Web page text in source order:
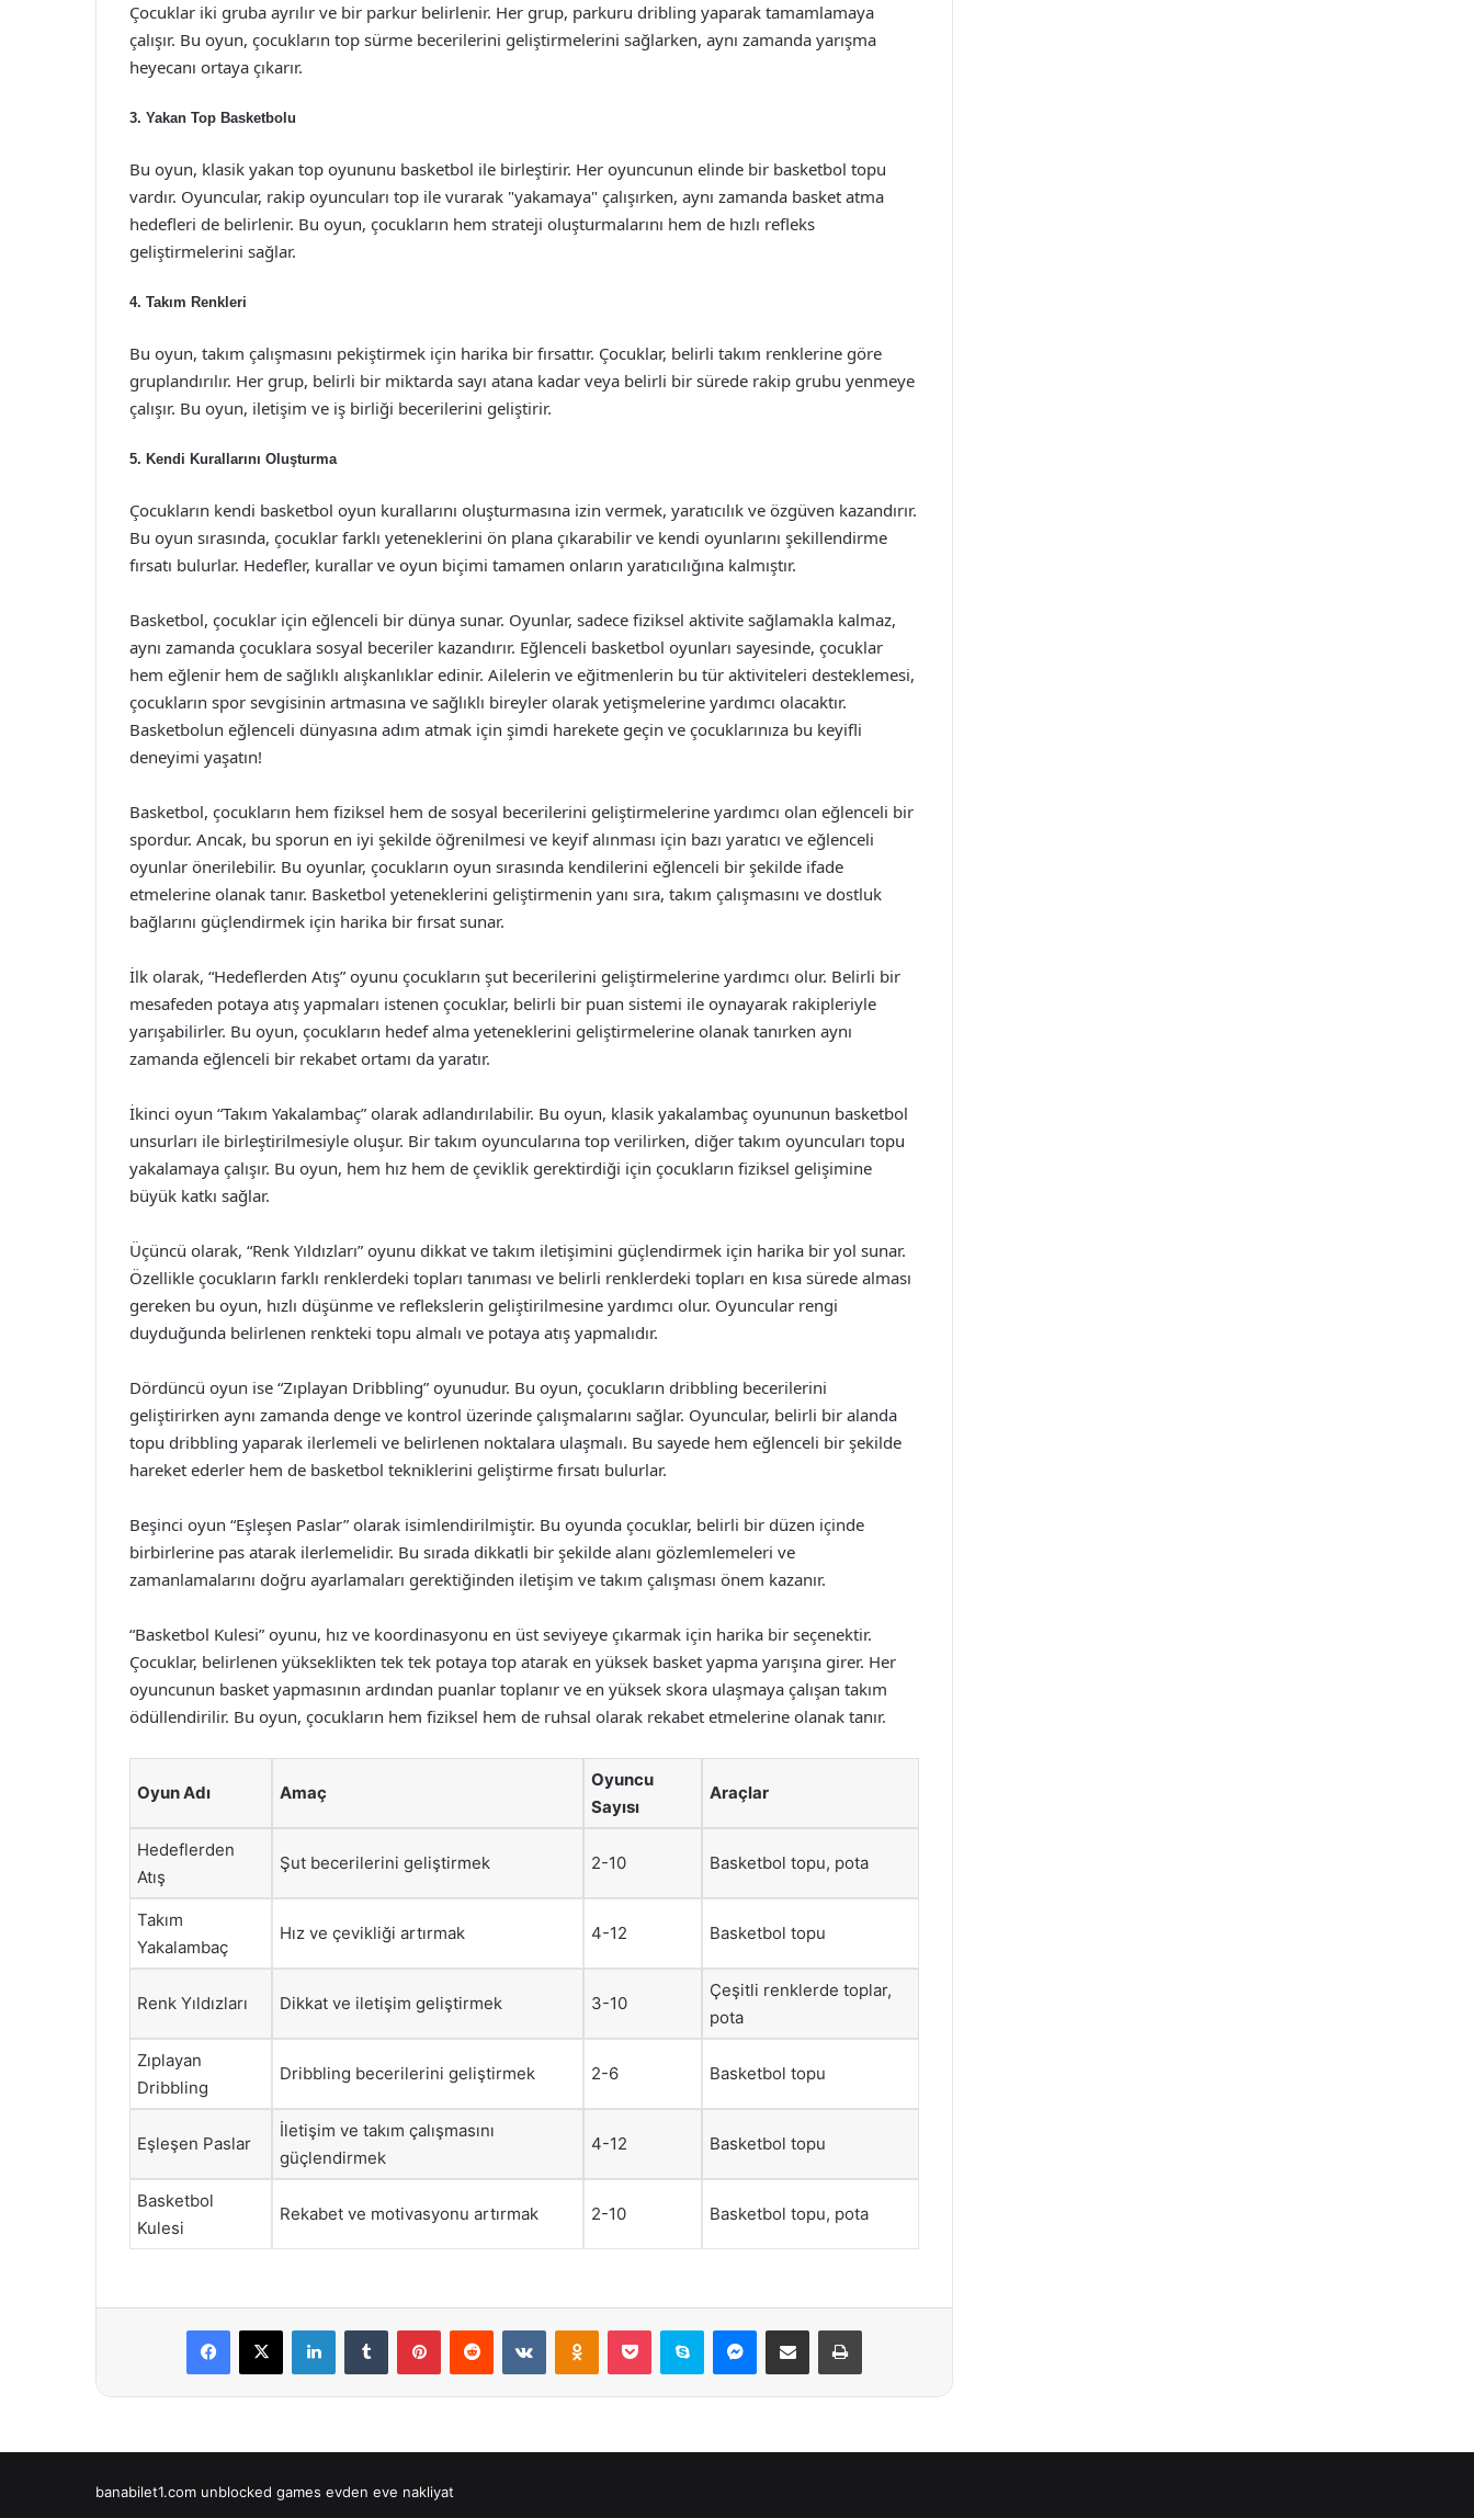
Çocuklar iki gruba ayrılır ve bir parkur belirlenir. Her grup, parkuru dribling yaparak tamamlamaya
çalışır. Bu oyun, çocukların top sürme becerilerini geliştirmelerini sağlarken, aynı zamanda yarışma
heyecanı ortaya çıkarır.
3. Yakan Top Basketbolu
Bu oyun, klasik yakan top oyununu basketbol ile birleştirir. Her oyuncunun elinde bir basketbol topu
vardır. Oyuncular, rakip oyuncuları top ile vurarak "yakamaya" çalışırken, aynı zamanda basket atma
hedefleri de belirlenir. Bu oyun, çocukların hem strateji oluşturmalarını hem de hızlı refleks
geliştirmelerini sağlar.
4. Takım Renkleri
Bu oyun, takım çalışmasını pekiştirmek için harika bir fırsattır. Çocuklar, belirli takım renklerine göre
gruplandırılır. Her grup, belirli bir miktarda sayı atana kadar veya belirli bir sürede rakip grubu yenmeye
çalışır. Bu oyun, iletişim ve iş birliği becerilerini geliştirir.
5. Kendi Kurallarını Oluşturma
Çocukların kendi basketbol oyun kurallarını oluşturmasına izin vermek, yaratıcılık ve özgüven kazandırır.
Bu oyun sırasında, çocuklar farklı yeteneklerini ön plana çıkarabilir ve kendi oyunlarını şekillendirme
fırsatı bulurlar. Hedefler, kurallar ve oyun biçimi tamamen onların yaratıcılığına kalmıştır.
Basketbol, çocuklar için eğlenceli bir dünya sunar. Oyunlar, sadece fiziksel aktivite sağlamakla kalmaz,
aynı zamanda çocuklara sosyal beceriler kazandırır. Eğlenceli basketbol oyunları sayesinde, çocuklar
hem eğlenir hem de sağlıklı alışkanlıklar edinir. Ailelerin ve eğitmenlerin bu tür aktiviteleri desteklemesi,
çocukların spor sevgisinin artmasına ve sağlıklı bireyler olarak yetişmelerine yardımcı olacaktır.
Basketbolun eğlenceli dünyasına adım atmak için şimdi harekete geçin ve çocuklarınıza bu keyifli
deneyimi yaşatın!
Basketbol, çocukların hem fiziksel hem de sosyal becerilerini geliştirmelerine yardımcı olan eğlenceli bir
spordur. Ancak, bu sporun en iyi şekilde öğrenilmesi ve keyif alınması için bazı yaratıcı ve eğlenceli
oyunlar önerilebilir. Bu oyunlar, çocukların oyun sırasında kendilerini eğlenceli bir şekilde ifade
etmelerine olanak tanır. Basketbol yeteneklerini geliştirmenin yanı sıra, takım çalışmasını ve dostluk
bağlarını güçlendirmek için harika bir fırsat sunar.
İlk olarak, “Hedeflerden Atış” oyunu çocukların şut becerilerini geliştirmelerine yardımcı olur. Belirli bir
mesafeden potaya atış yapmaları istenen çocuklar, belirli bir puan sistemi ile oynayarak rakipleriyle
yarışabilirler. Bu oyun, çocukların hedef alma yeteneklerini geliştirmelerine olanak tanırken aynı
zamanda eğlenceli bir rekabet ortamı da yaratır.
İkinci oyun “Takım Yakalambaç” olarak adlandırılabilir. Bu oyun, klasik yakalambaç oyununun basketbol
unsurları ile birleştirilmesiyle oluşur. Bir takım oyuncularına top verilirken, diğer takım oyuncuları topu
yakalamaya çalışır. Bu oyun, hem hız hem de çeviklik gerektirdiği için çocukların fiziksel gelişimine
büyük katkı sağlar.
Üçüncü olarak, “Renk Yıldızları” oyunu dikkat ve takım iletişimini güçlendirmek için harika bir yol sunar.
Özellikle çocukların farklı renklerdeki topları tanıması ve belirli renklerdeki topları en kısa sürede alması
gereken bu oyun, hızlı düşünme ve reflekslerin geliştirilmesine yardımcı olur. Oyuncular rengi
duyduğunda belirlenen renkteki topu almalı ve potaya atış yapmalıdır.
Dördüncü oyun ise “Zıplayan Dribbling” oyunudur. Bu oyun, çocukların dribbling becerilerini
geliştirirken aynı zamanda denge ve kontrol üzerinde çalışmalarını sağlar. Oyuncular, belirli bir alanda
topu dribbling yaparak ilerlemeli ve belirlenen noktalara ulaşmalı. Bu sayede hem eğlenceli bir şekilde
hareket ederler hem de basketbol tekniklerini geliştirme fırsatı bulurlar.
Beşinci oyun “Eşleşen Paslar” olarak isimlendirilmiştir. Bu oyunda çocuklar, belirli bir düzen içinde
birbirlerine pas atarak ilerlemelidir. Bu sırada dikkatli bir şekilde alanı gözlemlemeleri ve
zamanlamalarını doğru ayarlamaları gerektiğinden iletişim ve takım çalışması önem kazanır.
“Basketbol Kulesi” oyunu, hız ve koordinasyonu en üst seviyeye çıkarmak için harika bir seçenektir.
Çocuklar, belirlenen yükseklikten tek tek potaya top atarak en yüksek basket yapma yarışına girer. Her
oyuncunun basket yapmasının ardından puanlar toplanır ve en yüksek skora ulaşmaya çalışan takım
ödüllendirilir. Bu oyun, çocukların hem fiziksel hem de ruhsal olarak rekabet etmelerine olanak tanır.
Oyun Adı Amaç
Oyuncu
Sayısı
Araçlar
Hedeflerden
Atış
Şut becerilerini geliştirmek 2-10 Basketbol topu, pota
Takım
Yakalambaç
Hız ve çevikliği artırmak 4-12 Basketbol topu
Renk Yıldızları Dikkat ve iletişim geliştirmek 3-10
Çeşitli renklerde toplar,
pota
Zıplayan
Dribbling
Dribbling becerilerini geliştirmek 2-6 Basketbol topu
Eşleşen Paslar
İletişim ve takım çalışmasını
güçlendirmek
4-12 Basketbol topu
Basketbol
Kulesi
Rekabet ve motivasyonu artırmak 2-10 Basketbol topu, pota
Facebook
X LinkedInTumblr PinterestReddit VKontakteOdnoklassniki
Pocket Skype Messenger
E-Posta ile paylaş Yazdır
banabilet1.com unblocked games evden eve nakliyat